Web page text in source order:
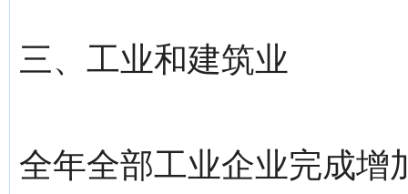
三、工业和建筑业
全年全部工业企业完成增